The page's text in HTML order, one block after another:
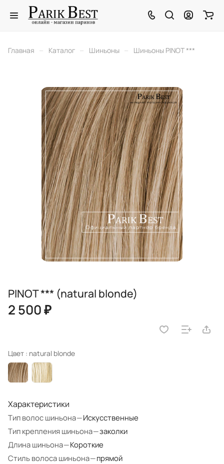
Главная – Каталог – Шиньоны – Шиньоны PINOT ***
PINOT *** (natural blonde)
2 500 ₽
Цвет : natural blonde
Характеристики
Тип волос шиньона—Искусственные
Тип крепления шиньона—заколки
Длина шиньона—Короткие
Стиль волоса шиньона—прямой